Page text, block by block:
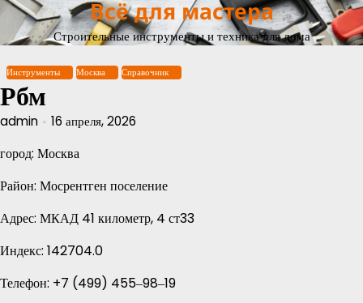
Перейти
содержимому
Всё для мастера
Строительные инструменты и техника для дома
Инструменты Москва Справочник
Рбм
admin 16 апреля, 2026
город: Москва
Район: Мосрентген поселение
Адрес: МКАД 41 километр, 4 ст33
Индекс: 142704.0
Телефон: +7 (499) 455‒98‒19